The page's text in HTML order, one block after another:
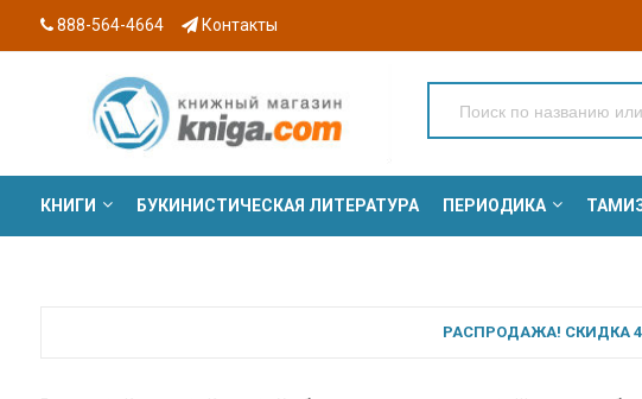
888-564-4664 Контакты
КНИГИ БУКИНИСТИЧЕСКАЯ ЛИТЕРАТУРА ПЕРИОДИКА
РАСПРОДАЖА! СКИДКА